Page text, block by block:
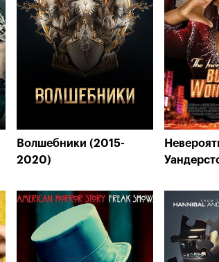
Волшебники (2015-
2020)